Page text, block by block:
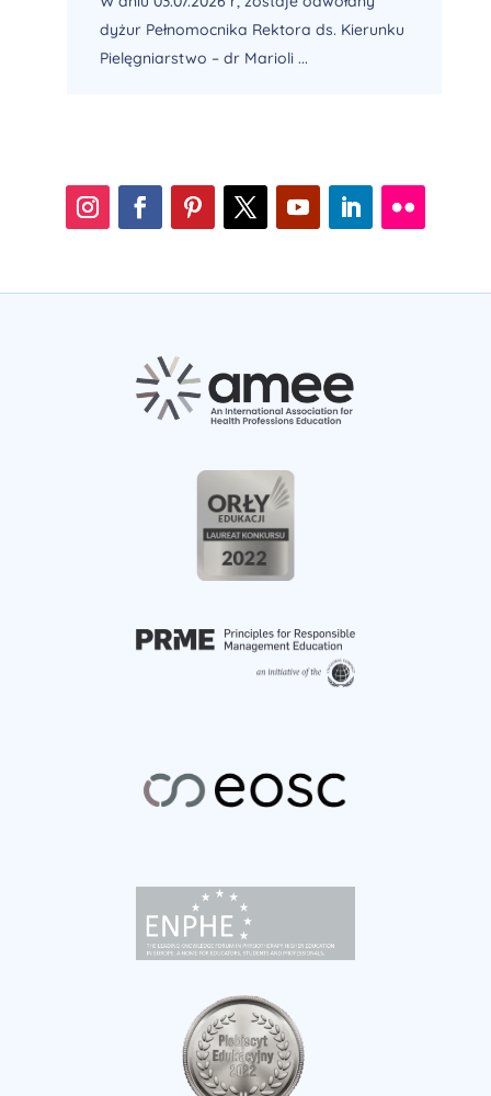
dyżur Pełnomocnika Rektora ds. Kierunku
Pielęgniarstwo – dr Marioli ...